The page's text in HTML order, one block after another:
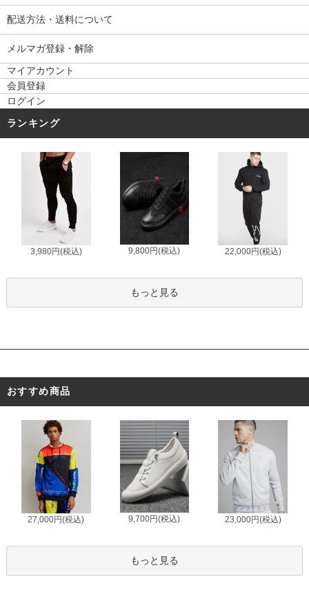
配送方法・送料について
メルマガ登録・解除
マイアカウント
会員登録
ログイン
ランキング
3,980円(税込) 9,800円(税込) 22,000円(税込)
もっと見る
おすすめ商品
27,000円(税込) 9,700円(税込) 23,000円(税込)
もっと見る